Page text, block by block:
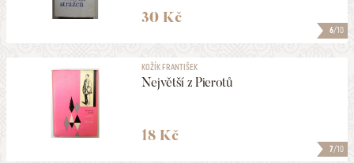
6/10
30 Kč
7/10
KOŽÍK FRANTIŠEK
Největší z Pierotů
18 Kč